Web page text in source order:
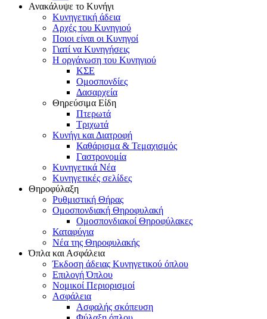
Ανακάλυψε το Κυνήγι
Κυνηγετική άδεια
Αρχές του Κυνηγιού
Ποιοι είναι οι Κυνηγοί
Γιατί να Κυνηγήσεις
Η οργάνωση του Κυνηγιού
ΚΣΕ
Ομοσπονδίες
Δασαρχεία
Θηρεύσιμα Είδη
Πτερωτά
Τριχωτά
Κυνήγι και Διατροφή
Καθάρισμα & Τεμαχισμός
Γαστρονομία
Κυνηγετικά Νέα
Κυνηγετικές σελίδες
Θηροφύλαξη
Ρυθμιστική Θήρας
Ομοσπονδιακή Θηροφυλακή
Oμοσπονδιακοί Θηροφύλακες
Καταφύγια
Νέα της Θηροφυλακής
Όπλα και Ασφάλεια
Έκδοση άδειας Κυνηγετικού όπλου
Επιλογή Όπλου
Νομικοί Περιορισμοί
Ασφάλεια
Ασφαλής σκόπευση